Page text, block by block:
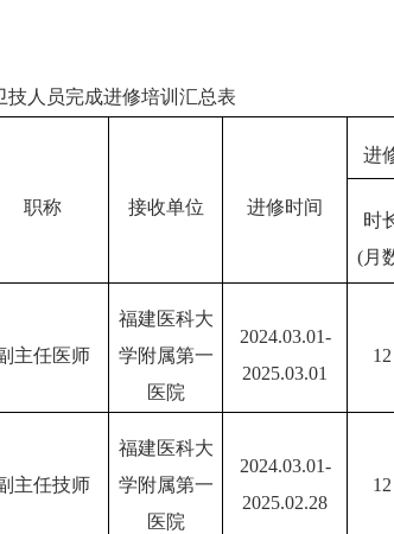
技人员完成进修培训汇总表
职称 接收单位 进修时间
进
时
(月
主任医师
福建医科大
学附属第一
医院
2024.03.01-
2025.03.01
12
主任技师
福建医科大
学附属第一
医院
2024.03.01-
2025.02.28
12